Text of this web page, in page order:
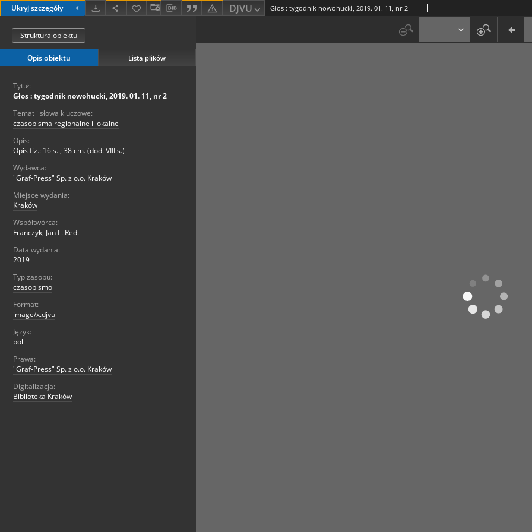
Ukryj szczegóły DJVU Głos : tygodnik nowohucki, 2019. 01. 11, nr 2
Struktura obiektu
Opis obiektu Lista plików
Tytuł:
Głos : tygodnik nowohucki, 2019. 01. 11, nr 2
Temat i słowa kluczowe:
czasopisma regionalne i lokalne
Opis:
Opis fiz.: 16 s. ; 38 cm. (dod. VIII s.)
Wydawca:
"Graf-Press" Sp. z o.o. Kraków
Miejsce wydania:
Kraków
Współtwórca:
Franczyk, Jan L. Red.
Data wydania:
2019
Typ zasobu:
czasopismo
Format:
image/x.djvu
Język:
pol
Prawa:
"Graf-Press" Sp. z o.o. Kraków
Digitalizacja:
Biblioteka Kraków